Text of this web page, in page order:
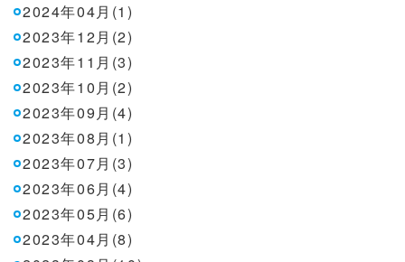
2024年04月(1)
2023年12月(2)
2023年11月(3)
2023年10月(2)
2023年09月(4)
2023年08月(1)
2023年07月(3)
2023年06月(4)
2023年05月(6)
2023年04月(8)